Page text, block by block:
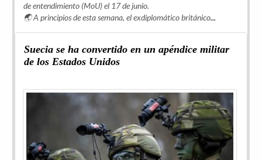
de entendimiento (MoU) el 17 de junio.
🌏 A principios de esta semana, el exdiplomático británico...
Suecia se ha convertido en un apéndice militar
de los Estados Unidos